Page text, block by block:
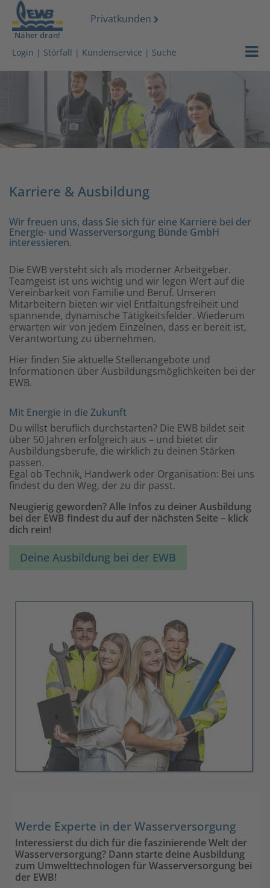
Näher dran!
Privatkunden
Login | Störfall | Kundenservice | Suche
Karriere & Ausbildung
Wir freuen uns, dass Sie sich für eine Karriere bei der
Energie- und Wasserversorgung Bünde GmbH
interessieren.
Die EWB versteht sich als moderner Arbeitgeber.
Teamgeist ist uns wichtig und wir legen Wert auf die
Vereinbarkeit von Familie und Beruf. Unseren
Mitarbeitern bieten wir viel Entfaltungsfreiheit und
spannende, dynamische Tätigkeitsfelder. Wiederum
erwarten wir von jedem Einzelnen, dass er bereit ist,
Verantwortung zu übernehmen.
Hier finden Sie aktuelle Stellenangebote und
Informationen über Ausbildungsmöglichkeiten bei der
EWB.
Mit Energie in die Zukunft
Du willst beruflich durchstarten? Die EWB bildet seit
über 50 Jahren erfolgreich aus – und bietet dir
Ausbildungsberufe, die wirklich zu deinen Stärken
passen.
Egal ob Technik, Handwerk oder Organisation: Bei uns
findest du den Weg, der zu dir passt.
Neugierig geworden?Alle Infos zu deiner Ausbildung
bei der EWB findest du auf der nächsten Seite – klick
dich rein!
Deine Ausbildung bei der EWB
Werde Experte in der Wasserversorgung
Interessierst du dich für die faszinierende Welt der
Wasserversorgung? Dann starte deine Ausbildung
zum Umwelttechnologen für Wasserversorgung bei
der EWB!
Strom
Über uns